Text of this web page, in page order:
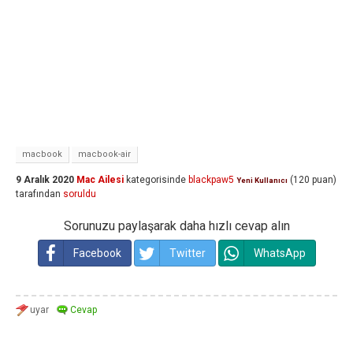
macbook macbook-air
9 Aralık 2020 Mac Ailesi kategorisinde blackpaw5 Yeni Kullanıcı (120 puan)
tarafından soruldu
Sorunuzu paylaşarak daha hızlı cevap alın
Facebook Twitter WhatsApp